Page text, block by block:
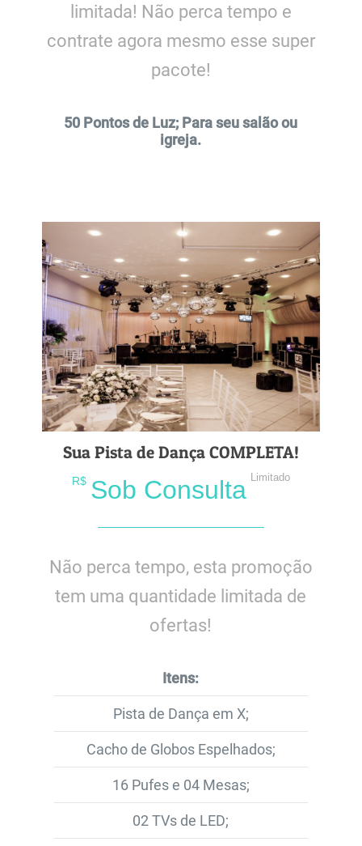
limitada! Não perca tempo e
contrate agora mesmo esse super
pacote!
50 Pontos de Luz; Para seu salão ou
igreja.
Sua Pista de Dança COMPLETA!
R$ Sob Consulta Limitado
Não perca tempo, esta promoção
tem uma quantidade limitada de
ofertas!
Itens:
Pista de Dança em X;
Cacho de Globos Espelhados;
16 Pufes e 04 Mesas;
02 TVs de LED;